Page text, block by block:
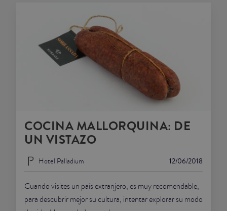
COCINA MALLORQUINA: DE
UN VISTAZO
12/06/2018
Hotel Palladium
Cuando visites un país extranjero, es muy recomendable,
para descubrir mejor su cultura, intentar explorar su modo